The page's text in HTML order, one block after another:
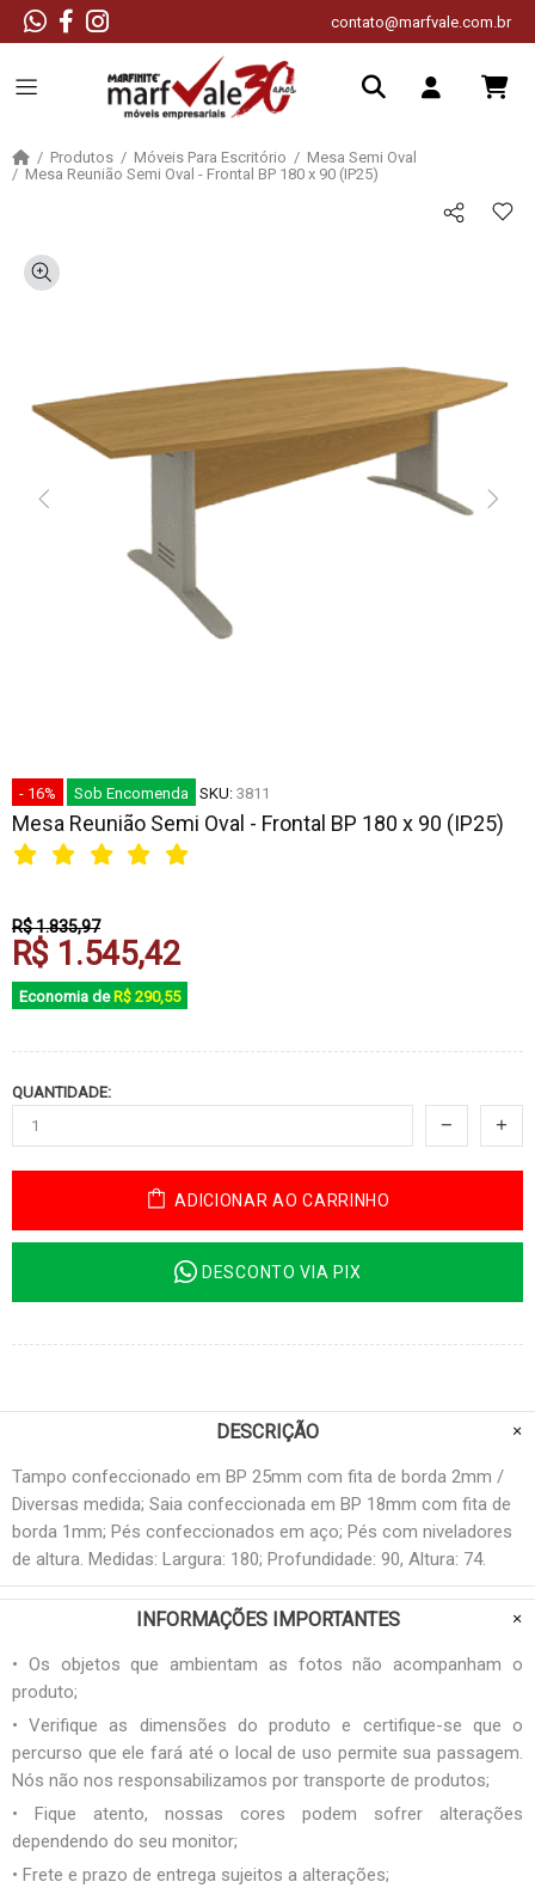
contato@marfvale.com.br
Produtos Móveis Para Escritório
Mesa Semi Oval
Mesa Reunião Semi Oval - Frontal BP 180 x 90 (IP25)
- 16% Sob Encomenda SKU: 3811
Mesa Reunião Semi Oval - Frontal BP 180 x 90 (IP25)
R$ 1.835,97
R$ 1.545,42
Economia de R$ 290,55
QUANTIDADE:
ADICIONAR AO CARRINHO
DESCONTO VIA PIX
DESCRIÇÃO
Tampo confeccionado em BP 25mm com fita de borda 2mm /
Diversas medida; Saia confeccionada em BP 18mm com fita de
borda 1mm; Pés confeccionados em aço; Pés com niveladores
de altura. Medidas: Largura: 180; Profundidade: 90, Altura: 74.
INFORMAÇÕES IMPORTANTES
• Os objetos que ambientam as fotos não acompanham o
produto;
• Verifique as dimensões do produto e certifique-se que o
percurso que ele fará até o local de uso permite sua passagem.
Nós não nos responsabilizamos por transporte de produtos;
• Fique atento, nossas cores podem sofrer alterações
dependendo do seu monitor;
• Frete e prazo de entrega sujeitos a alterações;